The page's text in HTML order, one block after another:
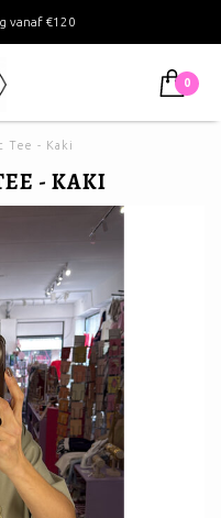
vanaf €120
0
Tee - Kaki
- KAKI